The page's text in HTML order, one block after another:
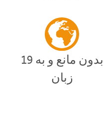
بدون مانع و به 19
زبان